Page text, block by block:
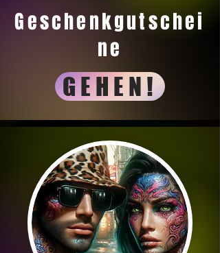
Geschenkgutschei
ne
GEHEN!